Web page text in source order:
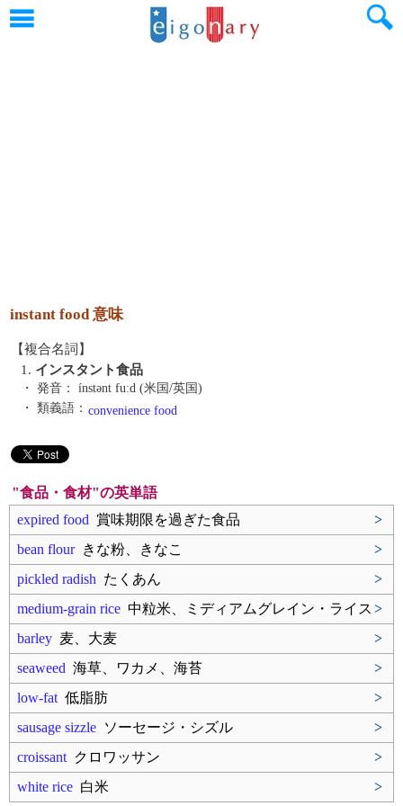
instant food 意味
【複合名詞】
1. インスタント食品
・ 発音：
ínstənt fuːd (米国/英国)
・ 類義語： convenience food
"食品・食材"の英単語
expired food 賞味期限を過ぎた食品
>
bean flourきな粉、きなこ
>
pickled radish たくあん
>
medium-grain rice 中粒米、ミディアムグレイン・ライス >
barley 麦、大麦
>
seaweed 海草、ワカメ、海苔
>
low-fat 低脂肪
>
sausage sizzle ソーセージ・シズル
>
croissant クロワッサン
>
white rice 白米 >